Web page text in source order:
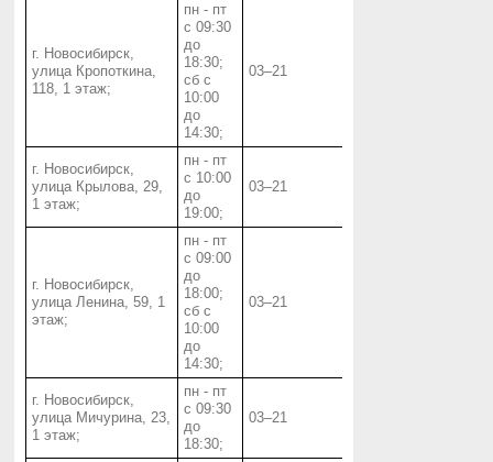
г. Новосибирск,
улица Кропоткина,
118, 1 этаж;
пн - пт
с 09:30
до
18:30;
сб с
10:00
до
14:30;
03‒21
г. Новосибирск,
улица Крылова, 29,
1 этаж;
пн - пт
с 10:00
до
19:00;
03‒21
г. Новосибирск,
улица Ленина, 59, 1
этаж;
пн - пт
с 09:00
до
18:00;
сб с
10:00
до
14:30;
03‒21
г. Новосибирск,
улица Мичурина, 23,
1 этаж;
пн - пт
с 09:30
до
18:30;
03‒21